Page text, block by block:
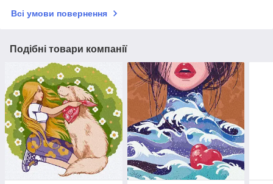
Всі умови повернення
Подібні товари компанії